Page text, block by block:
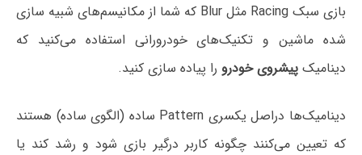
بازی سبک Racing مثل Blur که شما از مکانیسم‌های شبیه سازی
شده ماشین و تکنیک‌های خودرورانی استفاده می‌کنید که
دینامیک پیشروی خودرو را پیاده سازی کنید.
دینامیک‌ها دراصل یکسری Pattern ساده (الگوی ساده) هستند
که تعیین می‌کنند چگونه کاربر درگیر بازی شود و رشد کند یا